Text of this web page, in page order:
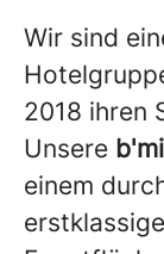
Wir sind
2018 ihren
Unsere
einem